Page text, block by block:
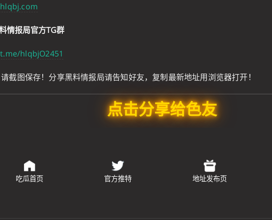
情报局官方TG群
hlqbjO2451
请截图保存！分享黑料情报局请告知好友，复制最新地址用浏览器打开！
点击分享给色友
吃瓜首页 官方推特 地址发布页